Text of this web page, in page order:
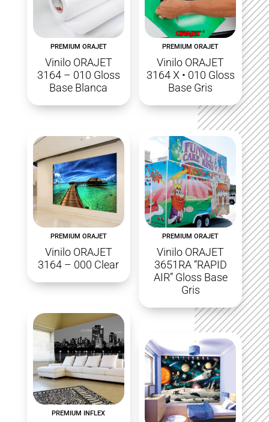
PREMIUM ORAJET
Vinilo ORAJET
3164 – 010 Gloss
Base Blanca
PREMIUM ORAJET
Vinilo ORAJET
3164 X • 010 Gloss
Base Gris
PREMIUM ORAJET
Vinilo ORAJET
3164 – 000 Clear
PREMIUM ORAJET
Vinilo ORAJET
3651RA “RAPID
AIR” Gloss Base
Gris
PREMIUM INFLEX